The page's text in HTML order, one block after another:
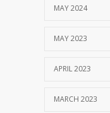
MAY 2024
MAY 2023
APRIL 2023
MARCH 2023